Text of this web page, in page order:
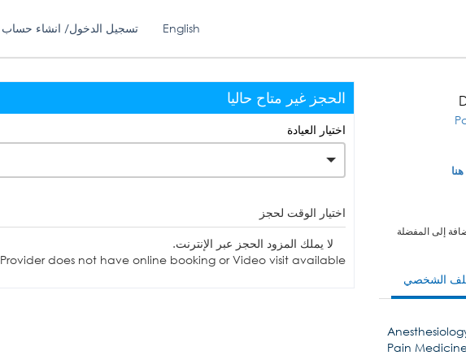
تسجيل الدخول/ انشاء حساب English
إلى المفضلة
الشخصي
Pain
الحجز غير متاح حاليا
اختيار العيادة
اختيار الوقت لحجز
لا يملك المزود الحجز عبر الإنترنت.
Provider does not have online booking or Video visit available.